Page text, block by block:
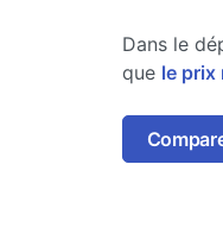
Dans le
que le prix